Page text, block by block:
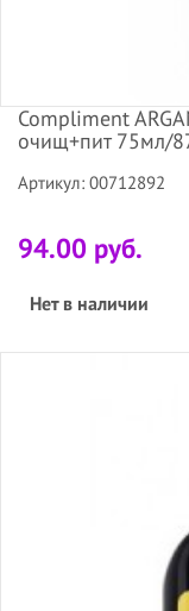
Compliment
очищ+пит 75мл/
Артикул: 00712892
94.00 руб.
Нет в наличии